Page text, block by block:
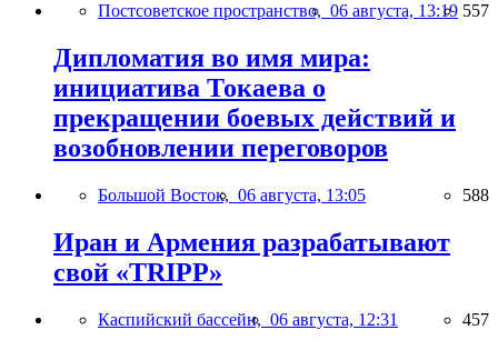
Постсоветское пространство, 06 августа, 13:19 557
Дипломатия во имя мира:
инициатива Токаева о
прекращении боевых действий и
возобновлении переговоров
Большой Восток, 06 августа, 13:05 588
Иран и Армения разрабатывают
свой «TRIPP»
Каспийский бассейн, 06 августа, 12:31 457